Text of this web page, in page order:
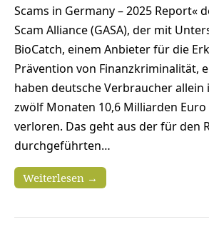
Scams in Germany – 2025 Report«
Scam Alliance (GASA), der mit
BioCatch, einem Anbieter für die
Prävention von Finanzkriminalität,
haben deutsche Verbraucher allein
zwölf Monaten 10,6 Milliarden
verloren. Das geht aus der für den
durchgeführten…
Weiterlesen →